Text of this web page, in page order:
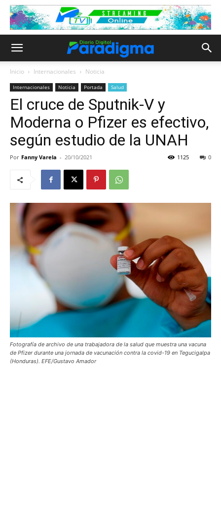
Inicio Internacionales Noticia
Internacionales Noticia Portada Salud
El cruce de Sputnik-V y
Moderna o Pfizer es efectivo,
según estudio de la UNAH
Por Fanny Varela - 20/10/2021 0
1125
Fotografía de archivo de una trabajadora de la salud que muestra una vacuna
de Pfizer durante una jornada de vacunación contra la covid-19 en Tegucigalpa
(Honduras). EFE/Gustavo Amador